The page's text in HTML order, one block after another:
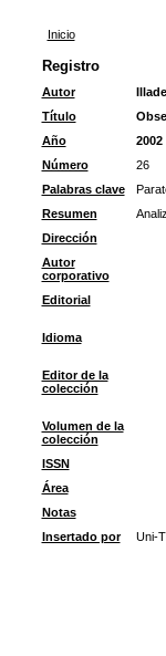
Inicio
Registro
Autor
Título
Año
2002
Número
26
Palabras clave
Resumen
Dirección
Autor
corporativo
Editorial
Idioma
Editor de la
colección
Volumen de la
colección
ISSN
Área
Notas
Insertado por
Uni-